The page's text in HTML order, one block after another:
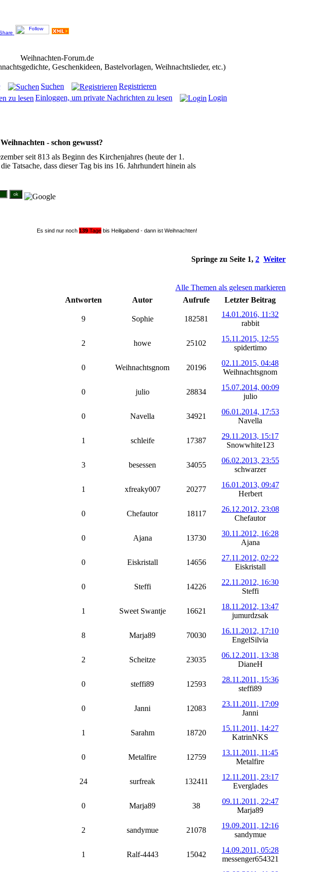
Weihnachten-Forum.de
Geschenkideen, Bastelvorlagen, Weihnachtslieder, etc.)
Suchen
Registrieren
Einloggen, um private Nachrichten zu lesen
Login
- schon gewusst?
seit 813 als Beginn des Kirchenjahres (heute der 1.
Tatsache, dass dieser Tag bis ins 16. Jahrhundert hinein als
Es sind nur noch 139 Tage bis Heiligabend - dann ist Weihnachten!
Springe zu Seite 1, 2 Weiter
Alle Themen als gelesen markieren
Antworten Autor Aufrufe
Letzter Beitrag
9 Sophie 182581
14.01.2016, 11:32
rabbit
2 howe 25102
15.11.2015, 12:55
spidertimo
0 Weihnachtsgnom 20196
02.11.2015, 04:48
Weihnachtsgnom
0 julio 28834
15.07.2014, 00:09
julio
0 Navella 34921
06.01.2014, 17:53
Navella
1 schleife 17387
29.11.2013, 15:17
Snowwhite123
3 besessen 34055
06.02.2013, 23:55
schwarzer
1 xfreaky007 20277
16.01.2013, 09:47
Herbert
0 Chefautor 18117
26.12.2012, 23:08
Chefautor
0 Ajana 13730
30.11.2012, 16:28
Ajana
0 Eiskristall 14656
27.11.2012, 02:22
Eiskristall
0 Steffi 14226
22.11.2012, 16:30
Steffi
1 Sweet Swantje 16621
18.11.2012, 13:47
jumurdzsak
8 Marja89 70030
16.11.2012, 17:10
EngelSilvia
2 Scheitze 23035
06.12.2011, 13:38
DianeH
0 steffi89 12593
28.11.2011, 15:36
steffi89
0 Janni 12083
23.11.2011, 17:09
Janni
1 Sarahm 18720
15.11.2011, 14:27
KatrinNKS
0 Metalfire 12759
13.11.2011, 11:45
Metalfire
24 surfreak 132411
12.11.2011, 23:17
Everglades
0 Marja89 38
09.11.2011, 22:47
Marja89
2 sandymue 21078
19.09.2011, 12:16
sandymue
1 Ralf-4443 15042
14.09.2011, 05:28
messenger654321